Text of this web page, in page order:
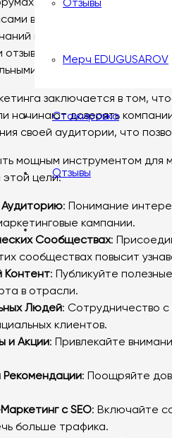
Отзывы
Мерч EDUGUSAROV
Стажировка
Отзывы
чтобы определить,
вопросов-ответов,
в социальных сетях,
отзывами для того, чтобы
клиентами для того,
заключается в том,
начинают доверять
своей аудитории, что
мощным инструментом для
этой цели:
Аудиторию: Понимание
кампании.
Сообществах:
сообществах повысит
Контент: Публикуйте
в отрасли.
Людей: Сотрудничество с
клиентов.
и Акции: Привлекайте
Рекомендации: Поощряйте
с SEO: Включайте
больше трафика.